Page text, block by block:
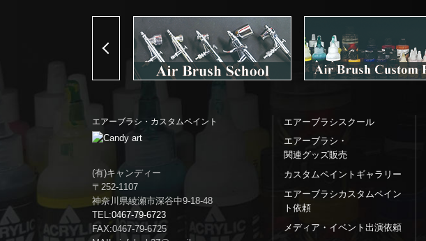
Previous
エアーブラシ・カスタムペイント
(有)キャンディー
〒252-1107
神奈川県綾瀬市深谷中9-18-48
TEL:0467-79-6723
FAX:0467-79-6725
エアーブラシスクール
エアーブラシ・
関連グッズ販売
カスタムペイントギャラリー
エアーブラシカスタムペイン
ト依頼
メディア・イベント出演依頼